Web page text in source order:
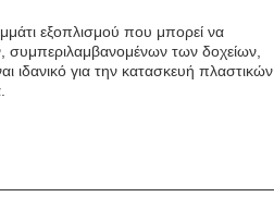
εξοπλισμού που μπορεί να
συμπεριλαμβανομένων των δοχείων,
ιδανικό για την κατασκευή πλαστικών